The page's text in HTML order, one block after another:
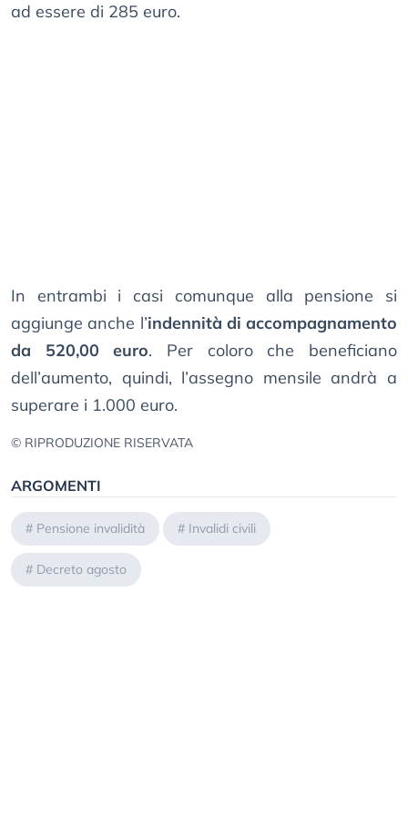
ad essere di 285 euro.
In entrambi i casi comunque alla pensione si
aggiunge anche l’indennità di accompagnamento
da 520,00 euro. Per coloro che beneficiano
dell’aumento, quindi, l’assegno mensile andrà a
superare i 1.000 euro.
© RIPRODUZIONE RISERVATA
ARGOMENTI
# Pensione invalidità # Invalidi civili
# Decreto agosto